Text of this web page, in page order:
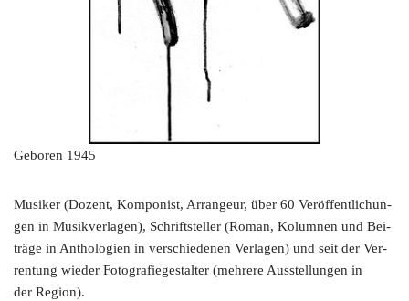
Gebo­ren 1945
Musi­ker (Dozent, Kom­po­nist, Arran­geur, über 60 Ver­öf­fent­li­chun­
gen in Musik­ver­la­gen), Schrift­stel­ler (Roman, Kolum­nen und Bei­
trä­ge in Antho­lo­gien in ver­schie­de­nen Ver­la­gen) und seit der Ver­
ren­tung wie­der Foto­gra­fie­ge­stal­ter (meh­re­re Aus­stel­lun­gen in
der Region).